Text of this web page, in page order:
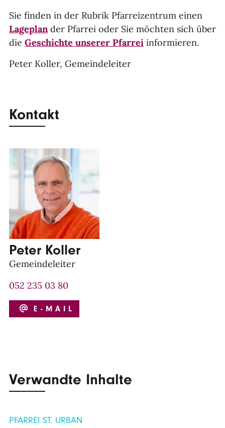
Sie finden in der Rubrik Pfarreizentrum einen
Lageplander Pfarrei oder Sie möchten sich über
die Geschichte unserer Pfarrei informieren.
Peter Koller, Gemeindeleiter
Kontakt
Peter Koller
Gemeindeleiter
052 235 03 80
E-MAIL
Verwandte Inhalte
PFARREI ST. URBAN